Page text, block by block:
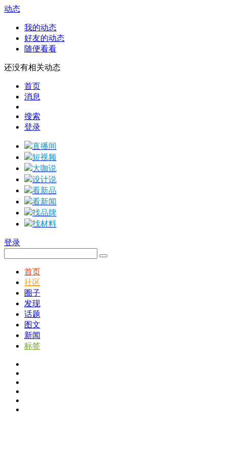
动态
我的动态
好友的动态
随便看看
还没有相关动态
首页
消息
搜索
登录
直播间
短视频
大咖说
设计说
看新品
看新闻
找品牌
找材料
登录
首页
社区
圈子
发现
话题
图文
新闻
标签